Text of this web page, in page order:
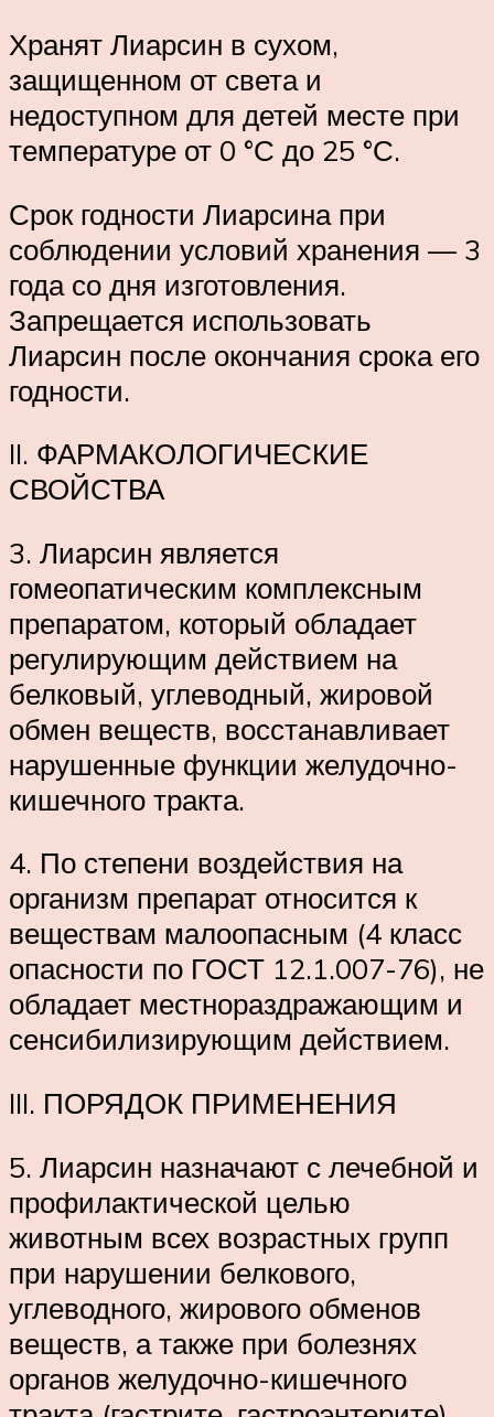
Хранят Лиарсин в сухом,
защищенном от света и
недоступном для детей месте при
температуре от 0 °С до 25 °С.
Срок годности Лиарсина при
соблюдении условий хранения — 3
года со дня изготовления.
Запрещается использовать
Лиарсин после окончания срока его
годности.
II. ФАРМАКОЛОГИЧЕСКИЕ
СВОЙСТВА
3. Лиарсин является
гомеопатическим комплексным
препаратом, который обладает
регулирующим действием на
белковый, углеводный, жировой
обмен веществ, восстанавливает
нарушенные функции желудочно-
кишечного тракта.
4. По степени воздействия на
организм препарат относится к
веществам малоопасным (4 класс
опасности по ГОСТ 12.1.007-76), не
обладает местнораздражающим и
сенсибилизирующим действием.
III. ПОРЯДОК ПРИМЕНЕНИЯ
5. Лиарсин назначают с лечебной и
профилактической целью
животным всех возрастных групп
при нарушении белкового,
углеводного, жирового обменов
веществ, а также при болезнях
органов желудочно-кишечного